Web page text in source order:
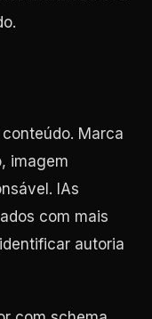
Marca
imagem
IAs
com mais
autoria